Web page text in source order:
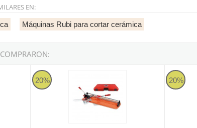
EN:
Máquinas Rubi para cortar cerámica
MAX - Naranja
20%
Cortadora profesional Rubi TS-57 MAX - Naranja
20%